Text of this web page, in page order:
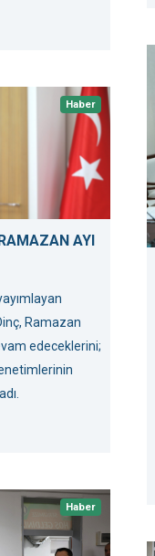
Haber
AYI
Ramazan
edeceklerini;
Haber